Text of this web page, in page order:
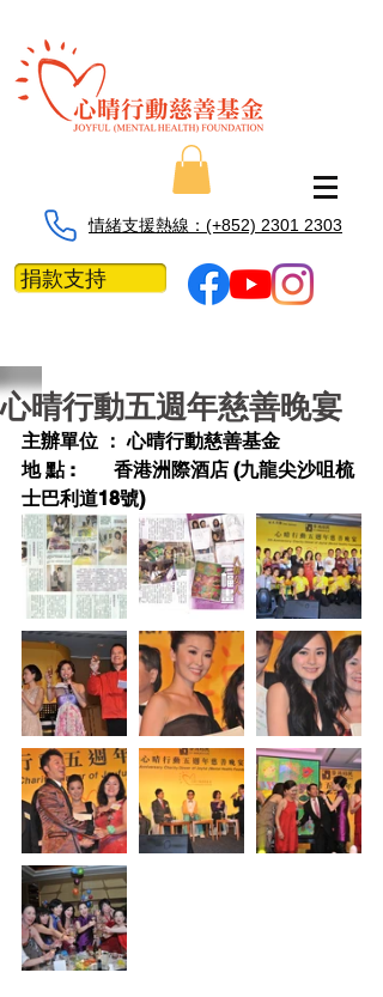
情緒支援熱線：​​(+852) 2301 2303
捐款支持
心晴行動五週年慈善晚宴
主辦單位 ： 心晴行動慈善基金
地 點 :        香港洲際酒店 (九龍尖沙咀梳
士巴利道18號)